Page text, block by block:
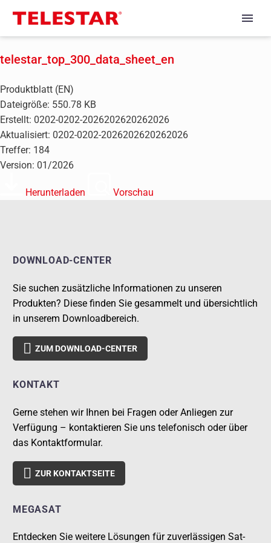
telestar_top_300_data_sheet_en
Produktblatt (EN)
Dateigröße: 550.78 KB
Erstellt: 0202-0202-2026202620262026
Aktualisiert: 0202-0202-2026202620262026
Treffer: 184
Version: 01/2026
Herunterladen Vorschau
DOWNLOAD-CENTER
Sie suchen zusätzliche Informationen zu unseren
Produkten? Diese finden Sie gesammelt und übersichtlich
in unserem Downloadbereich.
 ZUM DOWNLOAD-CENTER
KONTAKT
Gerne stehen wir Ihnen bei Fragen oder Anliegen zur
Verfügung – kontaktieren Sie uns telefonisch oder über
das Kontaktformular.
 ZUR KONTAKTSEITE
MEGASAT
Entdecken Sie weitere Lösungen für zuverlässigen Sat-